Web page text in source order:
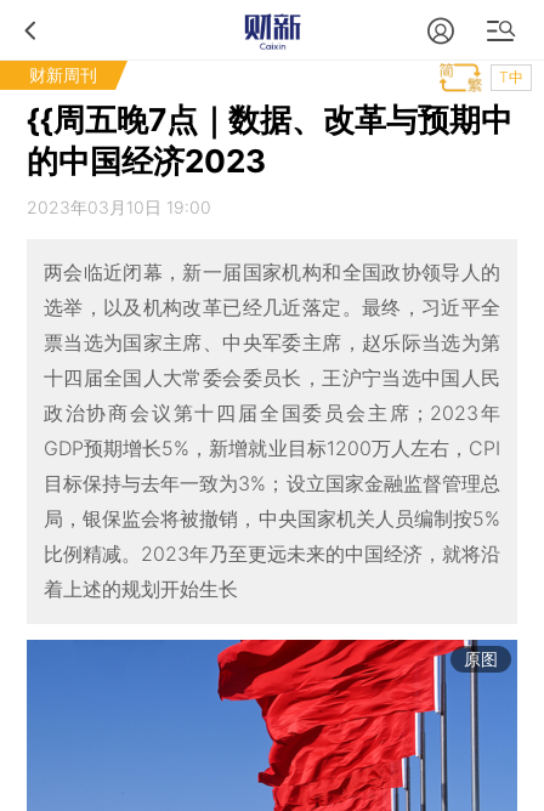
财新周刊 T中
{{周五晚7点｜数据、改革与预期中
的中国经济2023
2023年03月10日 19:00
两会临近闭幕，新一届国家机构和全国政协领导人的
选举，以及机构改革已经几近落定。最终，习近平全
票当选为国家主席、中央军委主席，赵乐际当选为第
十四届全国人大常委会委员长，王沪宁当选中国人民
政治协商会议第十四届全国委员会主席；2023年
GDP预期增长5%，新增就业目标1200万人左右，CPI
目标保持与去年一致为3%；设立国家金融监督管理总
局，银保监会将被撤销，中央国家机关人员编制按5%
比例精减。2023年乃至更远未来的中国经济，就将沿
着上述的规划开始生长
原图